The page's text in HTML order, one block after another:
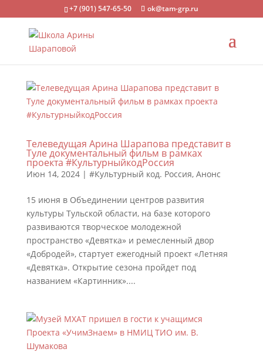
+7 (901) 547-65-50 ok@tam-grp.ru
Телеведущая Арина Шарапова представит в
Туле документальный фильм в рамках
проекта #КультурныйкодРоссия
Июн 14, 2024| #Культурный код. Россия, Анонс
15 июня в Объединении центров развития
культуры Тульской области, на базе которого
развиваются творческое молодежной
пространство «Девятка» и ремесленный двор
«Добродей», стартует ежегодный проект «Летняя
«Девятка». Открытие сезона пройдет под
названием «Картинник»....